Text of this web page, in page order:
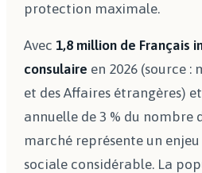
protection maximale.
Avec 1,8 million de Français
consulaire en 2026 (source :
et des Affaires étrangères)
annuelle de 3 % du nombre
marché représente un
sociale considérable. La